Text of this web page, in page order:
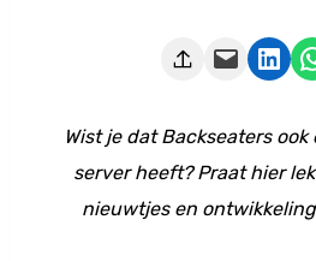
Deze pagina e-mailen Delen op LinkedIn Delen via WhatsApp
Wist je dat Backseaters
server heeft? Praat hier
nieuwtjes en